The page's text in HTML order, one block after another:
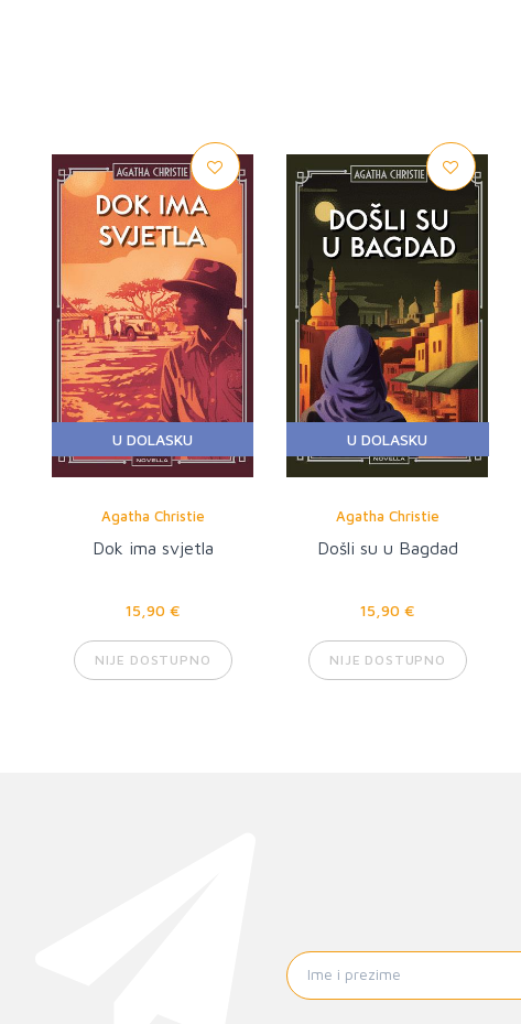
U DOLASKU
Agatha Christie
Dok ima svjetla
15,90 €
NIJE DOSTUPNO
U DOLASKU
Agatha Christie
Došli su u Bagdad
15,90 €
NIJE DOSTUPNO